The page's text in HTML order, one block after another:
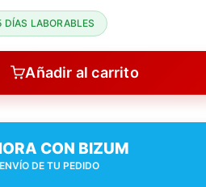
LABORABLES
Añadir al carrito
CON BIZUM
DE TU PEDIDO